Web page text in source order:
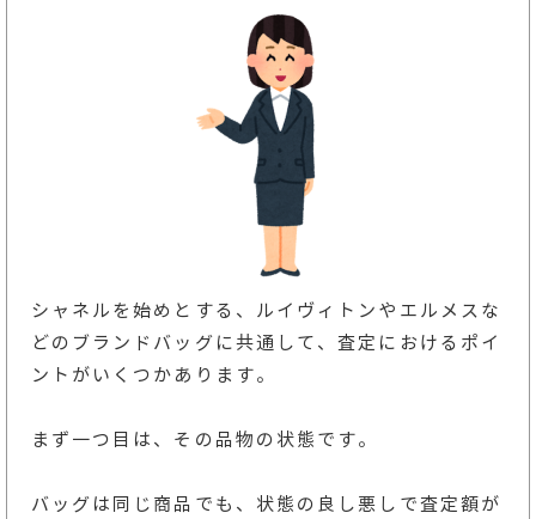
シャネルを始めとする、ルイヴィトンやエルメスな
どのブランドバッグに共通して、査定におけるポイ
ントがいくつかあります。
まず一つ目は、その品物の状態です。
バッグは同じ商品でも、状態の良し悪しで査定額が